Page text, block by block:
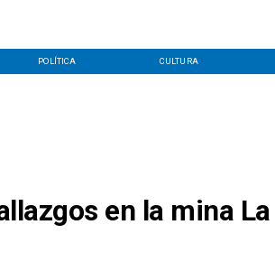
POLÍTICA CULTURA
en la mina La